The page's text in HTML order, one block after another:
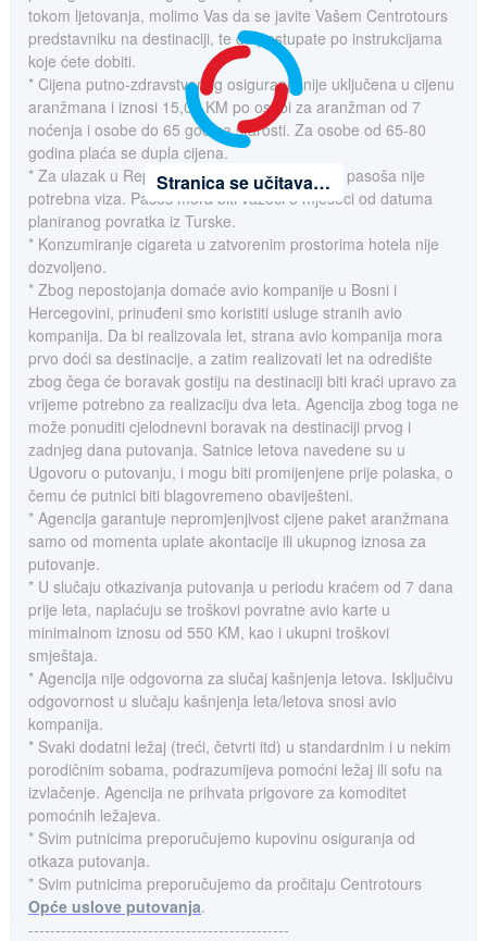
tokom ljetovanja, molimo Vas da se javite Vašem Centrotours
predstavniku na destinaciji, te da postupate po instrukcijama
koje ćete dobiti.
* Cijena putno-zdravstvenog osiguranja nije uključena u cijenu
aranžmana i iznosi 15,00 KM po osobi za aranžman od 7
noćenja i osobe do 65 godina starosti. Za osobe od 65-80
godina plaća se dupla cijena.
* Za ulazak u Republiku Tursku za nosioce bh pasoša nije
potrebna viza. Pasoš mora biti važeći 5 mjeseci od datuma
planiranog povratka iz Turske.
* Konzumiranje cigareta u zatvorenim prostorima hotela nije
dozvoljeno.
* Zbog nepostojanja domaće avio kompanije u Bosni i
Hercegovini, prinuđeni smo koristiti usluge stranih avio
kompanija. Da bi realizovala let, strana avio kompanija mora
prvo doći sa destinacije, a zatim realizovati let na odredište
zbog čega će boravak gostiju na destinaciji biti kraći upravo za
vrijeme potrebno za realizaciju dva leta. Agencija zbog toga ne
može ponuditi cjelodnevni boravak na destinaciji prvog i
zadnjeg dana putovanja. Satnice letova navedene su u
Ugovoru o putovanju, i mogu biti promijenjene prije polaska, o
čemu će putnici biti blagovremeno obaviješteni.
* Agencija garantuje nepromjenjivost cijene paket aranžmana
samo od momenta uplate akontacije ili ukupnog iznosa za
putovanje.
* U slučaju otkazivanja putovanja u periodu kraćem od 7 dana
prije leta, naplaćuju se troškovi povratne avio karte u
minimalnom iznosu od 550 KM, kao i ukupni troškovi
smještaja.
* Agencija nije odgovorna za slučaj kašnjenja letova. Isključivu
odgovornost u slučaju kašnjenja leta/letova snosi avio
kompanija.
* Svaki dodatni ležaj (treći, četvrti itd) u standardnim i u nekim
porodičnim sobama, podrazumijeva pomoćni ležaj ili sofu na
izvlačenje. Agencija ne prihvata prigovore za komoditet
pomoćnih ležajeva.
* Svim putnicima preporučujemo kupovinu osiguranja od
otkaza putovanja.
* Svim putnicima preporučujemo da pročitaju Centrotours
Opće uslove putovanja.
------------------------------------------------
Stranica se učitava…